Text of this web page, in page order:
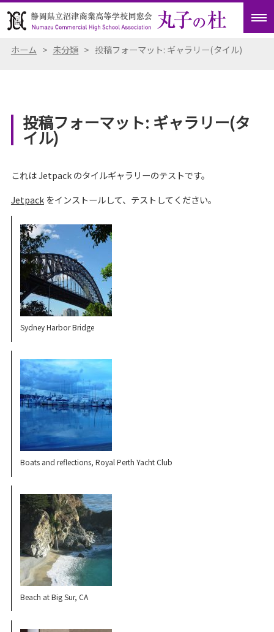
ホーム > 未分類 > 投稿フォーマット: ギャラリー(タイル)
投稿フォーマット: ギャラリー(タ
イル)
これは Jetpack のタイルギャラリーのテストです。
Jetpackをインストールして、テストしてください。
Sydney Harbor Bridge
Boats and reflections, Royal Perth Yacht Club
Beach at Big Sur, CA